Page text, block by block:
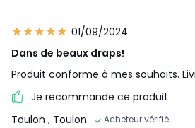
01/09/2024
Dans de beaux draps!
Produit conforme à mes souhaits.
Je recommande ce produit
Toulon , Toulon Acheteur vérifié